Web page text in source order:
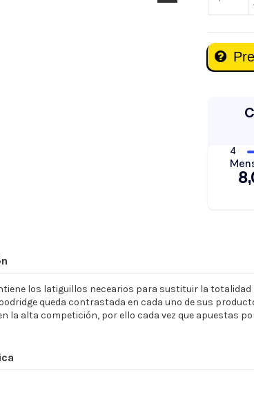
los latiguillos necearios para sustituir la totalidad
queda contrastada en cada uno de sus
la alta competición, por ello cada vez que apuestas